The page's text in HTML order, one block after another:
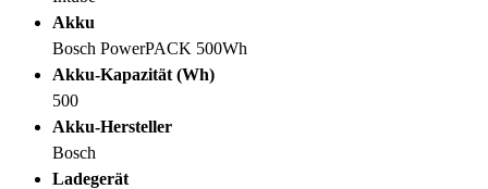
Akku
Bosch PowerPACK 500Wh
Akku-Kapazität (Wh)
500
Akku-Hersteller
Bosch
Ladegerät